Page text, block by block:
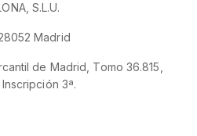
S.L.U.
Madrid
de Madrid, Tomo 36.815,
3ª.